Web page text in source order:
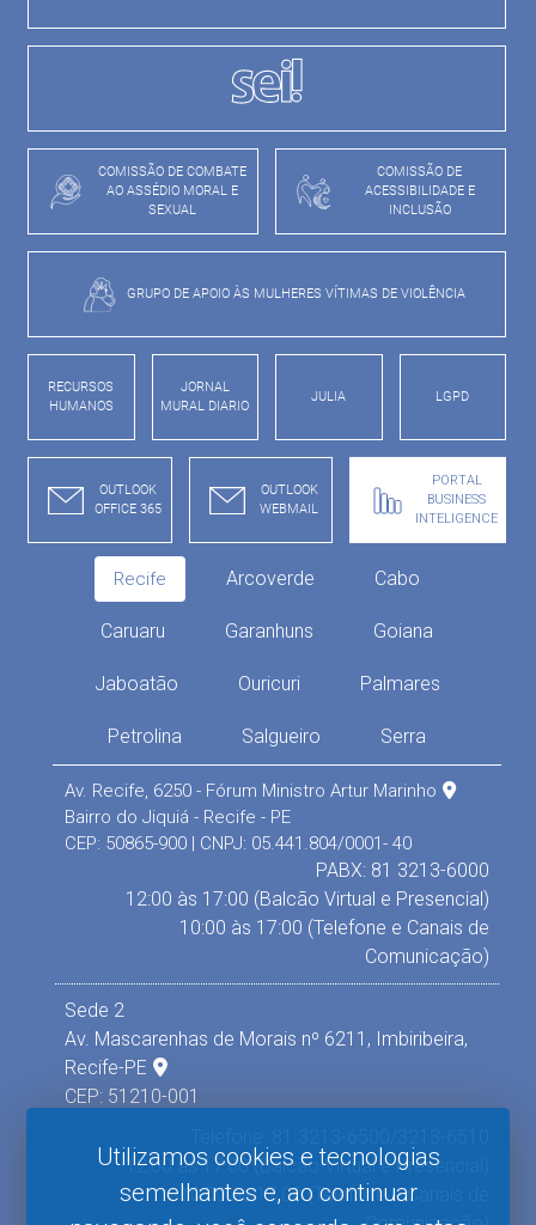
COMISSÃO DE COMBATE
AO ASSÉDIO MORAL E
SEXUAL
COMISSÃO DE
ACESSIBILIDADE E
INCLUSÃO
GRUPO DE APOIO ÀS MULHERES VÍTIMAS DE VIOLÊNCIA
RECURSOS
HUMANOS
JORNAL
MURAL DIARIO
JULIA LGPD
OUTLOOK
OFFICE 365
OUTLOOK
WEBMAIL
PORTAL
BUSINESS
INTELIGENCE
Recife Arcoverde Cabo
Caruaru Garanhuns Goiana
Jaboatão Ouricuri Palmares
Petrolina Salgueiro Serra
Av. Recife, 6250 - Fórum Ministro Artur Marinho
Bairro do Jiquiá - Recife - PE
CEP: 50865-900 | CNPJ: 05.441.804/0001- 40
PABX: 81 3213-6000
12:00 às 17:00 (Balcão Virtual e Presencial)
10:00 às 17:00 (Telefone e Canais de
Comunicação)
Sede 2
Av. Mascarenhas de Morais nº 6211, Imbiribeira,
Recife-PE
CEP: 51210-001
12:00 às 17:00 (Balcão Virtual e Presencial)
10:00 às 17:00 (Telefone e Canais de
Utilizamos cookies e tecnologias
semelhantes e, ao continuar